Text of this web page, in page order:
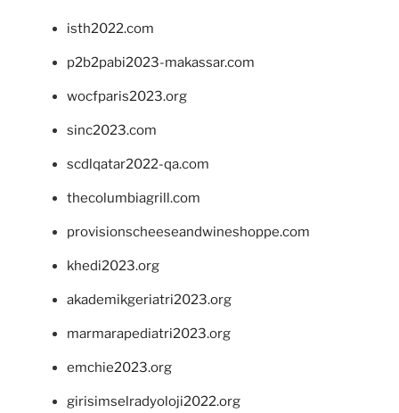
isth2022.com
p2b2pabi2023-makassar.com
wocfparis2023.org
sinc2023.com
scdlqatar2022-qa.com
thecolumbiagrill.com
provisionscheeseandwineshoppe.com
khedi2023.org
akademikgeriatri2023.org
marmarapediatri2023.org
emchie2023.org
girisimselradyoloji2022.org